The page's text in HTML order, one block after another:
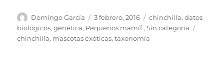
Autor
Domingo García
Publicado
el
3 febrero, 2016 Categorías
chinchilla,datos
biológicos,genética, Pequeños mamíf.,Sin categoría
chinchilla, mascotas exóticas,taxonomía